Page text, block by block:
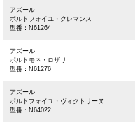
アズール
ポルトフォイユ・クレマンス
型番：N61264
アズール
ポルトモネ・ロザリ
型番：N61276
アズール
ポルトフォイユ・ヴィクトリーヌ
型番：N64022